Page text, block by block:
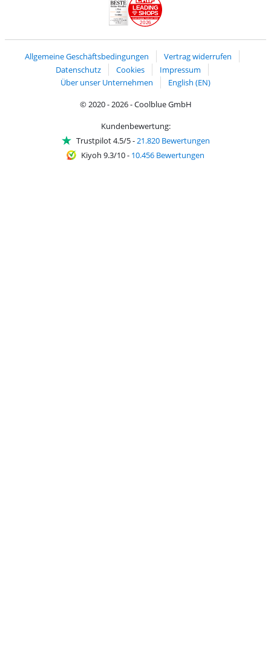
2026
LEADING
SHOPS
Allgemeine Geschäftsbedingungen
Vertrag widerrufen
Datenschutz
Cookies
Impressum
Über unser Unternehmen
English (EN)
© 2020 - 2026 - Coolblue GmbH
Kundenbewertung:
Trustpilot 4.5/5-21.820 Bewertungen
Kiyoh 9.3/10- 10.456 Bewertungen